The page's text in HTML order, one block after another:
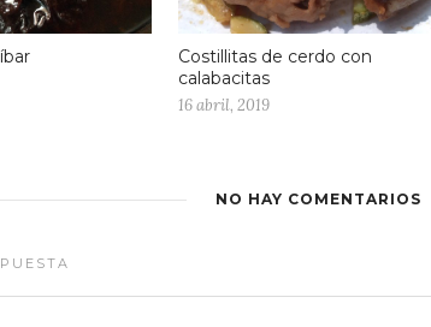
Costillitas de cerdo con
calabacitas
16 abril, 2019
NO HAY COMENTARIOS